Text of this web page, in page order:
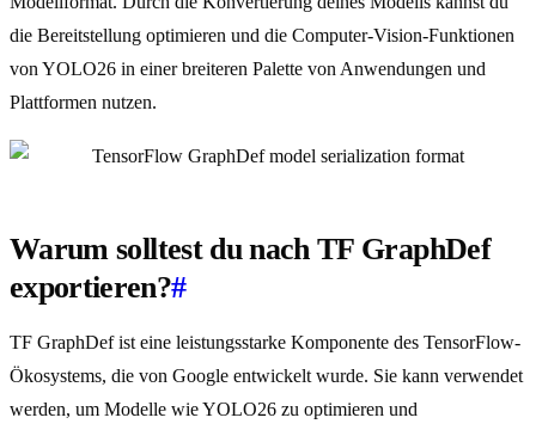
die Bereitstellung optimieren und die Computer-Vision-Funktionen
von YOLO26 in einer breiteren Palette von Anwendungen und
Plattformen nutzen.
Warum solltest du nach TF GraphDef
exportieren?#
TF GraphDef ist eine leistungsstarke Komponente des TensorFlow-
Ökosystems, die von Google entwickelt wurde. Sie kann verwendet
werden, um Modelle wie YOLO26 zu optimieren und